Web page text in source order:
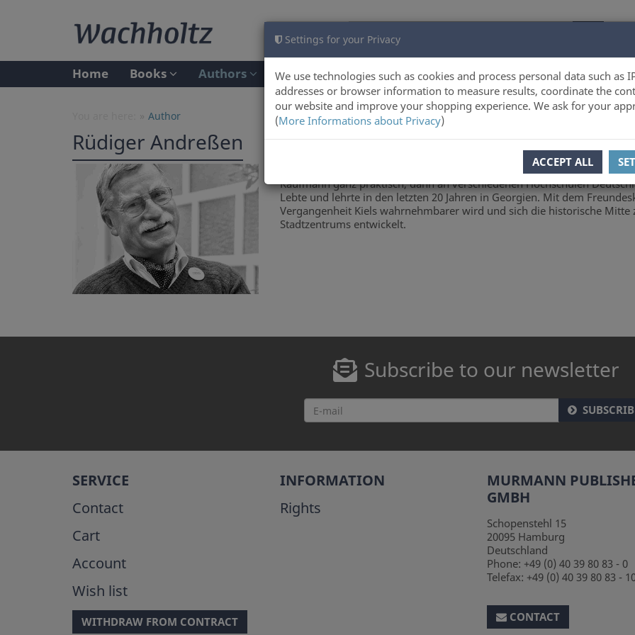
Settings for your Privacy
We use technologies such as cookies and process personal data such as
addresses or browser information to measure results, coordinate the
our website and improve your shopping experience. We ask for your
(More Informations about Privacy)
ACCEPT ALL
Home Books Authors
Author
Rüdiger Andreßen
Rüdiger Andreßen, in 4. Generation überzeugter Kieler, erlebte
Kaufmann ganz praktisch, dann an verschiedenen Hochschulen
Lebte und lehrte in den letzten 20 Jahren in Georgien. Mit dem
Vergangenheit Kiels wahrnehmbarer wird und sich die historische Mitte
Stadtzentrums entwickelt.
Subscribe to our newsletter
SERVICE
Contact
Cart
Account
Wish list
WITHDRAW FROM CONTRACT
INFORMATION
Rights
MURMANN
GMBH
Schopenstehl 15
20095 Hamburg
Deutschland
Phone: +49 (0) 40 39 80 83 - 0
Telefax: +49 (0) 40 39 80 83 -
CONTACT